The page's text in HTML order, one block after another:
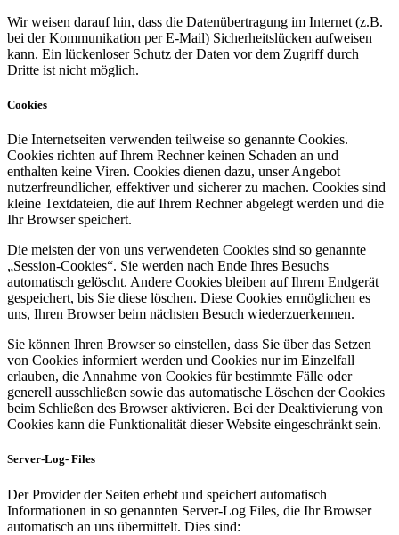
Wir weisen darauf hin, dass die Datenübertragung im Internet (z.B.
bei der Kommunikation per E-Mail) Sicherheitslücken aufweisen
kann. Ein lückenloser Schutz der Daten vor dem Zugriff durch
Dritte ist nicht möglich.
Cookies
Die Internetseiten verwenden teilweise so genannte Cookies.
Cookies richten auf Ihrem Rechner keinen Schaden an und
enthalten keine Viren. Cookies dienen dazu, unser Angebot
nutzerfreundlicher, effektiver und sicherer zu machen. Cookies sind
kleine Textdateien, die auf Ihrem Rechner abgelegt werden und die
Ihr Browser speichert.
Die meisten der von uns verwendeten Cookies sind so genannte
„Session-Cookies“. Sie werden nach Ende Ihres Besuchs
automatisch gelöscht. Andere Cookies bleiben auf Ihrem Endgerät
gespeichert, bis Sie diese löschen. Diese Cookies ermöglichen es
uns, Ihren Browser beim nächsten Besuch wiederzuerkennen.
Sie können Ihren Browser so einstellen, dass Sie über das Setzen
von Cookies informiert werden und Cookies nur im Einzelfall
erlauben, die Annahme von Cookies für bestimmte Fälle oder
generell ausschließen sowie das automatische Löschen der Cookies
beim Schließen des Browser aktivieren. Bei der Deaktivierung von
Cookies kann die Funktionalität dieser Website eingeschränkt sein.
Server-Log- Files
Der Provider der Seiten erhebt und speichert automatisch
Informationen in so genannten Server-Log Files, die Ihr Browser
automatisch an uns übermittelt. Dies sind: